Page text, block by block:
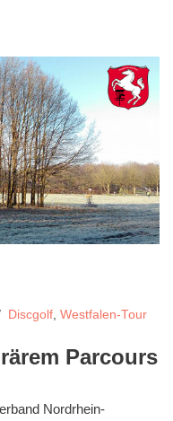
Discgolf Westfalen-Tour
Parcours
Nordrhein-